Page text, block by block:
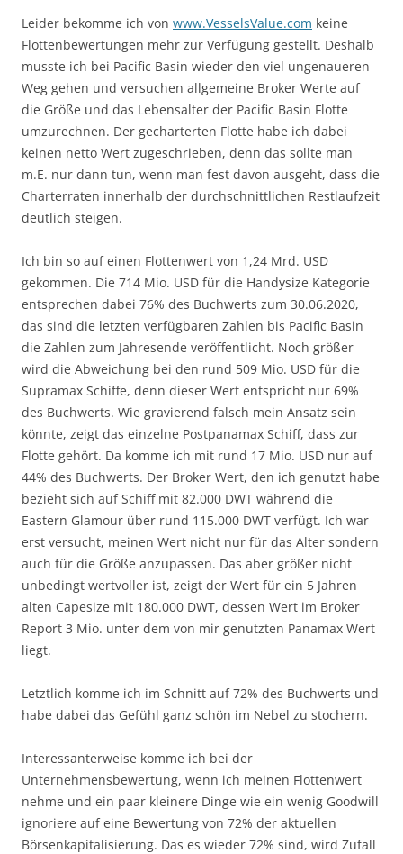
Leider bekomme ich von www.VesselsValue.com keine
Flottenbewertungen mehr zur Verfügung gestellt. Deshalb
musste ich bei Pacific Basin wieder den viel ungenaueren
Weg gehen und versuchen allgemeine Broker Werte auf
die Größe und das Lebensalter der Pacific Basin Flotte
umzurechnen. Der gecharterten Flotte habe ich dabei
keinen netto Wert zugeschrieben, denn das sollte man
m.E. nur dann tun, wenn man fest davon ausgeht, dass die
Charterraten innerhalb der durchschnittlichen Restlaufzeit
deutlich steigen.
Ich bin so auf einen Flottenwert von 1,24 Mrd. USD
gekommen. Die 714 Mio. USD für die Handysize Kategorie
entsprechen dabei 76% des Buchwerts zum 30.06.2020,
das sind die letzten verfügbaren Zahlen bis Pacific Basin
die Zahlen zum Jahresende veröffentlicht. Noch größer
wird die Abweichung bei den rund 509 Mio. USD für die
Supramax Schiffe, denn dieser Wert entspricht nur 69%
des Buchwerts. Wie gravierend falsch mein Ansatz sein
könnte, zeigt das einzelne Postpanamax Schiff, dass zur
Flotte gehört. Da komme ich mit rund 17 Mio. USD nur auf
44% des Buchwerts. Der Broker Wert, den ich genutzt habe
bezieht sich auf Schiff mit 82.000 DWT während die
Eastern Glamour über rund 115.000 DWT verfügt. Ich war
erst versucht, meinen Wert nicht nur für das Alter sondern
auch für die Größe anzupassen. Das aber größer nicht
unbedingt wertvoller ist, zeigt der Wert für ein 5 Jahren
alten Capesize mit 180.000 DWT, dessen Wert im Broker
Report 3 Mio. unter dem von mir genutzten Panamax Wert
liegt.
Letztlich komme ich im Schnitt auf 72% des Buchwerts und
habe dabei das Gefühl ganz schön im Nebel zu stochern.
Interessanterweise komme ich bei der
Unternehmensbewertung, wenn ich meinen Flottenwert
nehme und ein paar kleinere Dinge wie ein wenig Goodwill
ignoriere auf eine Bewertung von 72% der aktuellen
Börsenkapitalisierung. Das es wieder 72% sind, wird Zufall